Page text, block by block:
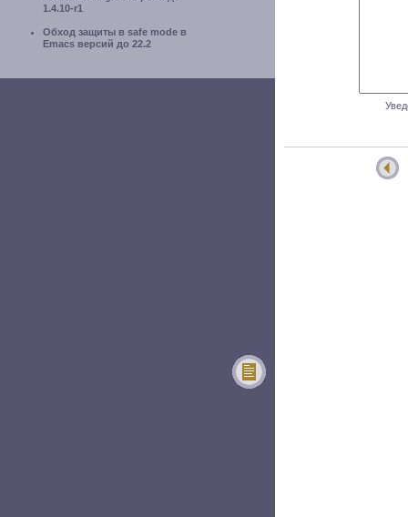
1.4.10-r1
Обход защиты в safe mode в
Emacs версий до 22.2